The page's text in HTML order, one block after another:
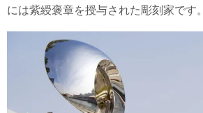
には紫綬褒章を授与された彫刻家です。